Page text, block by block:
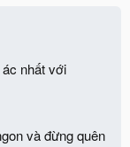
nhất với
và đừng quên